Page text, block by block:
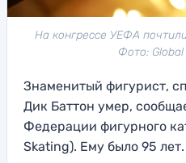
На конгрессе УЕФА
Фото:
Знаменитый фигурист,
Дик Баттон умер,
Федерации фигурного
Skating). Ему было 95 лет.